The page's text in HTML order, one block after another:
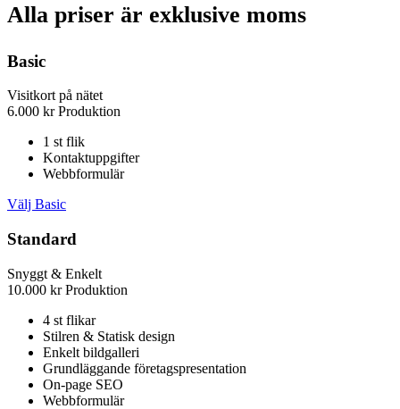
Alla priser är exklusive moms
Basic
Visitkort på nätet
6.000 kr Produktion
1 st flik
Kontaktuppgifter
Webbformulär
Välj Basic
Standard
Snyggt & Enkelt
10.000 kr Produktion
4 st flikar
Stilren & Statisk design
Enkelt bildgalleri
Grundläggande företagspresentation
On-page SEO
Webbformulär